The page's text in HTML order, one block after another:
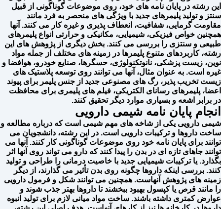
این رشته در پایان نامه های خود، روی موضوعات گوناگونی از قبیل
سنتز و تولید پلیمرهای جدید با ویژگی های منحصر به فرد مانند
مقاومت گرمایی، شفافیت، انعطاف پذیری و غیره کار می کنند. آنها
همچنین خواص فیزیکی، شیمیایی، مکانیکی و حرارتی انواع پلیمرهای
طبیعی و سنتزی را بررسی می کنند. بخش دیگری از پژوهش های این
رشته، کاربردهای متنوع پلیمرها در زمینه های مختلف از جمله مواد
نوین، زیست پزشکی، نانوتکنولوژی، حسگرها، صنایع خودرو، هوافضا و
غیره است. به عنوان مثال، آنها می توانند روی توسعه پلاستیک های
زیست تخریب پذیر، رگ های مصنوعی جدید از جنس پلیمر برای پیوند
اعضا، پلیمرهای رسانای الکتریکی، فیلم های پلیمری برای محافظت
در برابر اشعه و بسیاری موارد دیگر تحقیق کنند.
انجام پایان نامه شیمی دارویی
شیمی دارویی یکی از شاخه های مهم شیمی است که درباره مطالعه و
ساخت داروها و ترکیبات دارویی است. در این رشته، دانشجویان می
توانند برای پایان نامه خود روی موضوعات گوناگونی کار کنند. آنها می
توانند جاهای تازه ای در بدن را پیدا کنند که دارو می تواند روی آنها اثر
بگذارد. یا ترکیبات شیمیایی جدید با خاصیت درمانی را طراحی و تولید
کنند. بررسی اینکه داروها چگونه روی بدن تأثیر می گذارند، از دیگر
زمینه های پژوهش آنهاست. همچنین می توانند شکل و فرمول دارویی
را مانند قرص یا کپسول بهبود ببخشند تا داروها بهتر جذب شوند و
عوارض کمتری داشته باشند. ساخت مواد میانی لازم برای تولید انبوه